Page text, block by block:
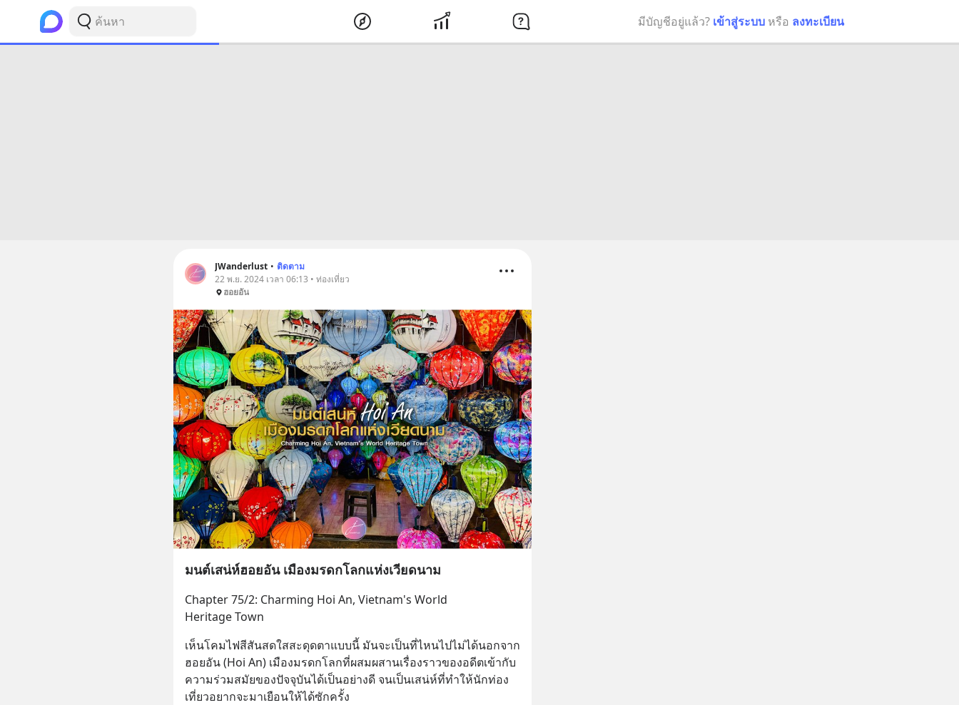
มีบัญชีอยู่แล้ว? เข้าสู่ระบบ หรือ ลงทะเบียน
JWanderlust • ติดตาม
22 พ.ย. 2024 เวลา 06:13 • ท่องเที่ยว
ฮอยอัน
มนต์เสน่ห์ฮอยอัน เมืองมรดกโลกแห่งเวียดนาม
Chapter 75/2: Charming Hoi An, Vietnam's World
Heritage Town
เห็นโคมไฟสีสันสดใสสะดุดตาแบบนี้ มันจะเป็นที่ไหนไปไม่ได้นอกจาก
ฮอยอัน (Hoi An) เมืองมรดกโลกที่ผสมผสานเรื่องราวของอดีตเข้ากับ
ความร่วมสมัยของปัจจุบันได้เป็นอย่างดี จนเป็นเสน่ห์ที่ทำให้นักท่อง
เที่ยวอยากจะมาเยือนให้ได้ซักครั้ง